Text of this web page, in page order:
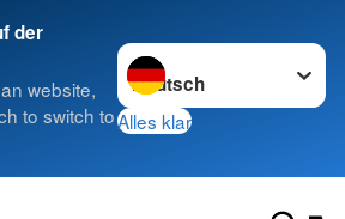
der
website,
to switch to
Sprache wechseln zu
Alles klar